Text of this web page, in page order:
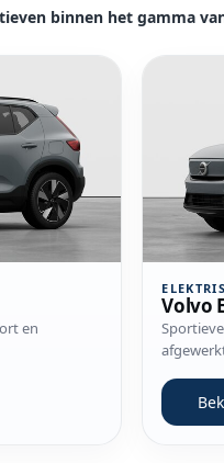
binnen het gamma
en
Volvo